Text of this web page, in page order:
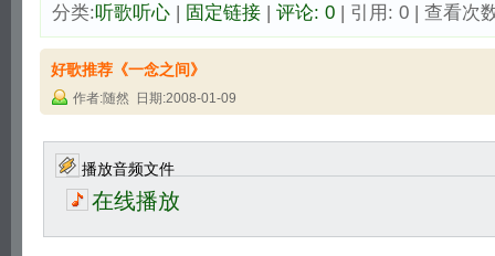
分类:听歌听心| 固定链接| 评论: 0| 引用: 0 | 查看次
好歌推荐《一念之间》
作者:随然 日期:2008-01-09
播放音频文件
在线播放